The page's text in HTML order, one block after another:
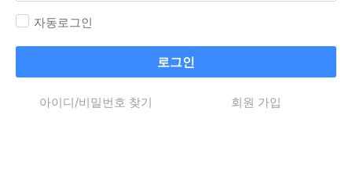
자동로그인
로그인
아이디/비밀번호 찾기 회원 가입